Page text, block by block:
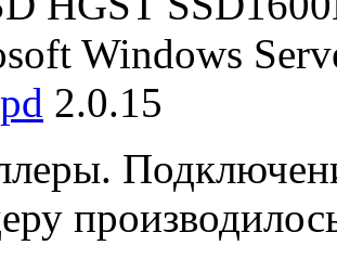
Windows
2.0.15